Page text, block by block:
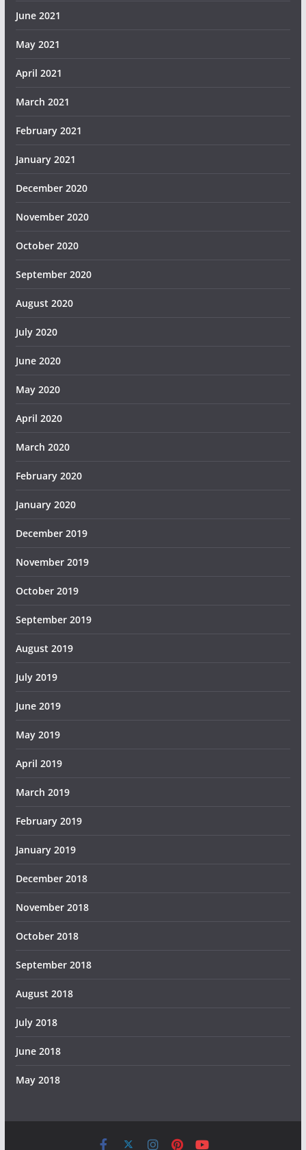
June 2021
May 2021
April 2021
March 2021
February 2021
January 2021
December 2020
November 2020
October 2020
September 2020
August 2020
July 2020
June 2020
May 2020
April 2020
March 2020
February 2020
January 2020
December 2019
November 2019
October 2019
September 2019
August 2019
July 2019
June 2019
May 2019
April 2019
March 2019
February 2019
January 2019
December 2018
November 2018
October 2018
September 2018
August 2018
July 2018
June 2018
May 2018